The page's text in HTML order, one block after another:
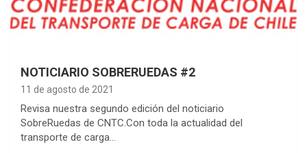
NOTICIARIO SOBRERUEDAS #2
11 de agosto de 2021
Revisa nuestra segundo edición del noticiario
SobreRuedas de CNTC.Con toda la actualidad del
transporte de carga…